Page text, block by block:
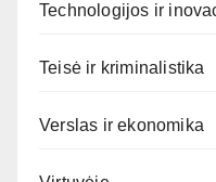
Technologijos ir
Teisė ir kriminalistika
Verslas ir ekonomika